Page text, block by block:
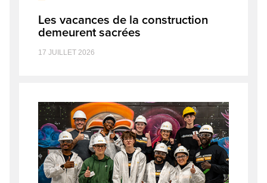
Les vacances de la construction
demeurent sacrées
17 JUILLET 2026